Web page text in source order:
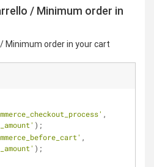
/ Minimum order in
Minimum order in your cart
);
);